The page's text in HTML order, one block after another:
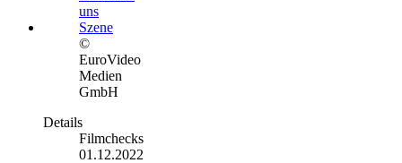
©
EuroVideo
Medien
GmbH
Details
Filmchecks
01.12.2022